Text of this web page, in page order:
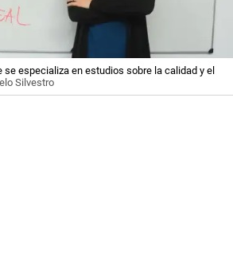
se especializa en estudios sobre la calidad y el
Silvestro